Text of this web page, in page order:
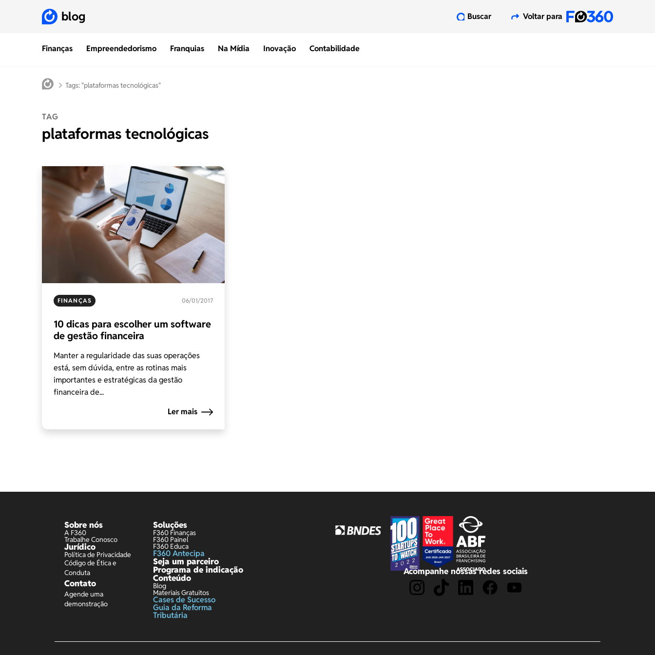
Finanças Empreendedorismo Franquias Na Mídia Inovação Contabilidade
blog Buscar Voltar para
Tags: "plataformas tecnológicas"
TAG
plataformas tecnológicas
FINANÇAS 06/01/2017
10 dicas para escolher um software
de gestão financeira
Manter a regularidade das suas operações
está, sem dúvida, entre as rotinas mais
importantes e estratégicas da gestão
financeira de...
Ler mais
Sobre nós
A F360
Trabalhe Conosco
Jurídico
Política de Privacidade
Código de Ética e
Conduta
Contato
Agende uma
demonstração
Soluções
F360 Finanças
F360 Painel
F360 Educa
F360 Antecipa
Seja um parceiro
Programa de indicação
Conteúdo
Blog
Materiais Gratuitos
Cases de Sucesso
Guia da Reforma
Tributária
Acompanhe nossas redes sociais